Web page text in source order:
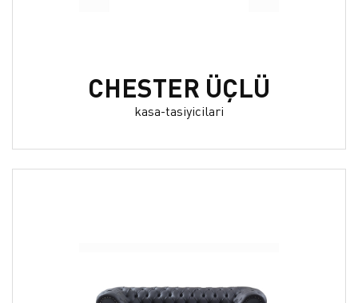
CHESTER ÜÇLÜ
kasa-tasiyicilari